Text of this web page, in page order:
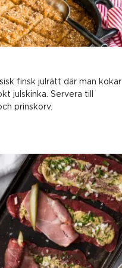
finsk julrätt där man kokar
julskinka. Servera till
prinskorv.